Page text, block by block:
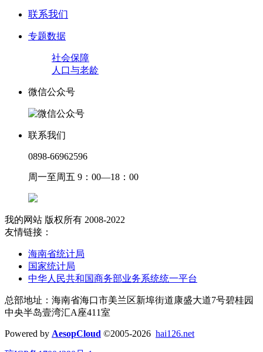
联系我们
专题数据
社会保障
人口与老龄
微信公众号
联系我们
0898-66962596
周一至周五 9：00—18：00
我的网站 版权所有 2008-2022
友情链接：
海南省统计局
国家统计局
中华人民共和国商务部业务系统统一平台
总部地址：海南省海口市美兰区新埠街道康盛大道7号碧桂园
中央半岛壹湾汇A座411室
Powered by AesopCloud ©2005-2026 hai126.net